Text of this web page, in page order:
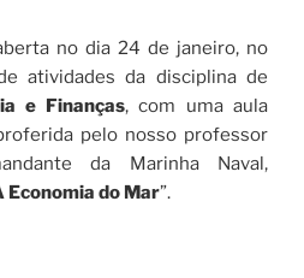
no dia 24 de janeiro, no
atividades da disciplina de
e Finanças, com uma aula
pelo nosso professor
da Marinha Naval,
Economia do Mar”.